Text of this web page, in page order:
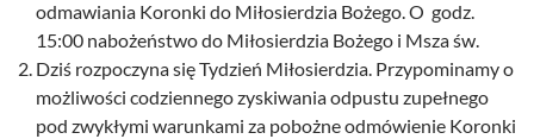
odmawiania Koronki do Miłosierdzia Bożego. O godz.
15:00 nabożeństwo do Miłosierdzia Bożego i Msza św.
Dziś rozpoczyna się Tydzień Miłosierdzia. Przypominamy o
możliwości codziennego zyskiwania odpustu zupełnego
pod zwykłymi warunkami za pobożne odmówienie Koronki